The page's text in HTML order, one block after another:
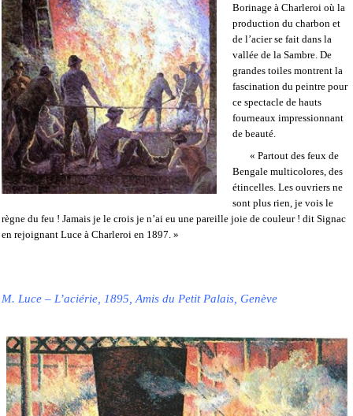
Borinage à Charleroi où la
production du charbon et
de l’acier se fait dans la
vallée de la Sambre. De
grandes toiles montrent la
fascination du peintre pour
ce spectacle de hauts
fourneaux impressionnant
de beauté.
« Partout des feux de
Bengale multicolores, des
étincelles. Les ouvriers ne
sont plus rien, je vois le
règne du feu ! Jamais je le crois je n’ai eu une pareille joie de couleur ! dit Signac
en rejoignant Luce à Charleroi en 1897. »
M. Luce – L’aciérie, 1895, Amis du Petit Palais, Genève